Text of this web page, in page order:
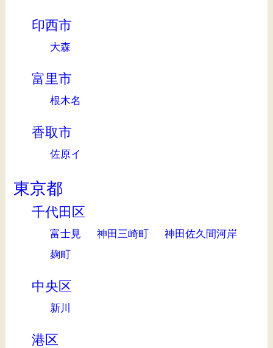
印西市
大森
富里市
根木名
香取市
佐原イ
東京都
千代田区
富士見 神田三崎町
神田佐久間河岸
麹町
中央区
新川
港区